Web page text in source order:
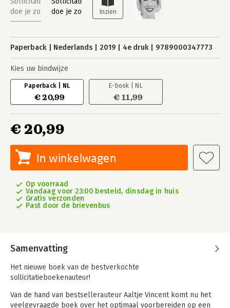
Paperback Nederlands 2019 4e druk 9789000347773
Kies uw bindwijze
Paperback | NL
€ 20,99
E-book | NL
€ 11,99
€ 20,99
In winkelwagen
Op voorraad
Vandaag voor 23:00 besteld, dinsdag in huis
Gratis verzonden
Past door de brievenbus
Samenvatting
Het nieuwe boek van de bestverkochte
sollicitatieboekenauteur!
Van de hand van bestsellerauteur Aaltje Vincent komt nu het
veelgevraagde boek over het optimaal voorbereiden op een